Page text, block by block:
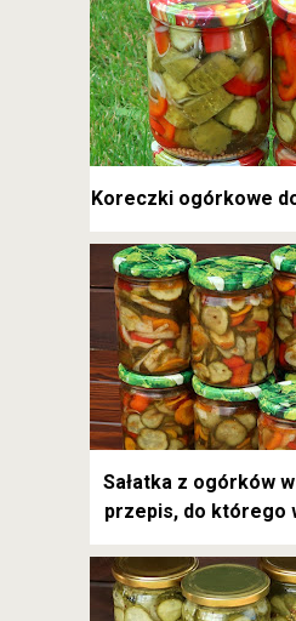
Koreczki ogórkowe
Sałatka z ogórków
przepis, do którego